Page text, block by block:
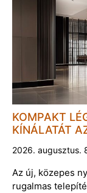
KOMPAKT
KÍNÁLATÁT
2026. augusztus.
Az új, közepes
rugalmas